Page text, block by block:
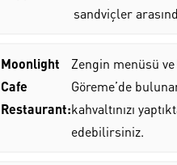
sandviçler
Moonlight
Cafe
Restaurant:
Zengin menüsü
Göreme’de
kahvaltınızı
edebilirsiniz.